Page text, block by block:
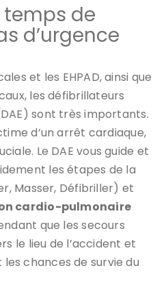
de
d’urgence
et les EHPAD, ainsi que
les défibrillateurs
sont très importants.
d’un arrêt cardiaque,
Le DAE vous guide et
les étapes de la
Masser, Défibriller) et
cardio-pulmonaire
que les secours
le lieu de l’accident et
chances de survie du